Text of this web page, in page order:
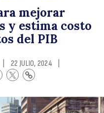
mejorar
y estima costo
del PIB
22 JULIO, 2024